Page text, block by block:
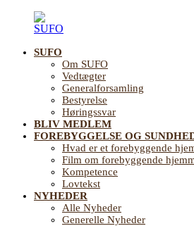
Landsforening
Sundhedsfremme
Forebyggelse
ældreområdet
SUFO
Om SUFO
Vedtægter
Generalforsamling
Bestyrelse
Høringssvar
BLIV MEDLEM
FOREBYGGELSE OG
Hvad er et forebyggende
Film om forebyggende
Kompetence
Lovtekst
NYHEDER
Alle Nyheder
Generelle Nyheder